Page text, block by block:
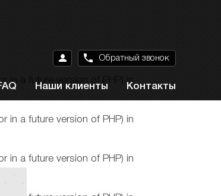
Обратный звонок
Наши клиенты Контакты
in a future version of PHP) in
in a future version of PHP) in
in a future version of PHP) in